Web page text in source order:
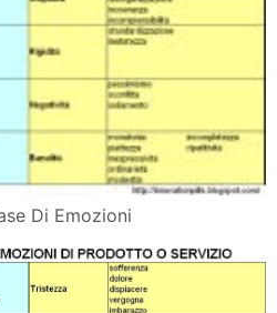
Di Emozioni